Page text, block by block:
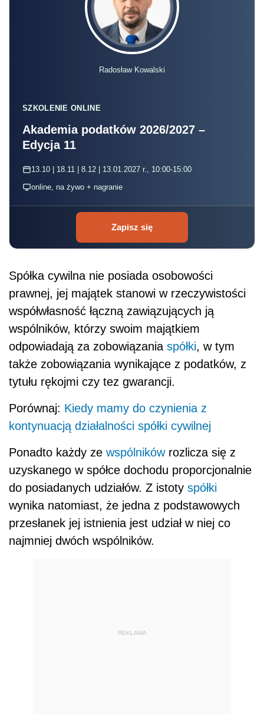
Radosław Kowalski
SZKOLENIE ONLINE
Akademia podatków 2026/2027 –
Edycja 11
13.10 | 18.11 | 8.12 | 13.01.2027 r., 10:00-15:00
online, na żywo + nagranie
Zapisz się
Spółka cywilna nie posiada osobowości
prawnej, jej majątek stanowi w rzeczywistości
współwłasność łączną zawiązujących ją
wspólników, którzy swoim majątkiem
odpowiadają za zobowiązania spółki, w tym
także zobowiązania wynikające z podatków, z
tytułu rękojmi czy tez gwarancji.
Porównaj: Kiedy mamy do czynienia z
kontynuacją działalności spółki cywilnej
Ponadto każdy ze wspólnikówrozlicza się z
uzyskanego w spółce dochodu proporcjonalnie
do posiadanych udziałów. Z istoty spółki
wynika natomiast, że jedna z podstawowych
przesłanek jej istnienia jest udział w niej co
najmniej dwóch wspólników.
REKLAMA